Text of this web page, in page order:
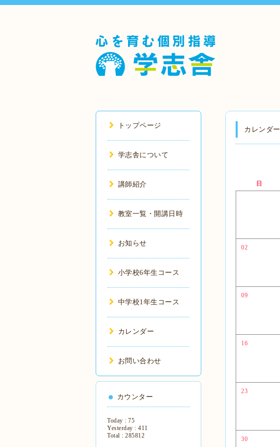
カレンダー
日
02
09
16
23
30
トップページ
学志舎について
講師紹介
教室一覧・開講日時
お知らせ
小学校6年生コース
中学校1年生コース
カレンダー
お問い合わせ
カウンター
Today : 75
Yesterday : 411
Total : 285812